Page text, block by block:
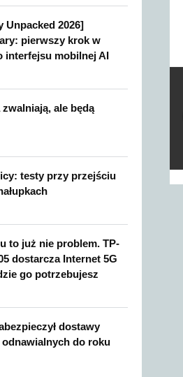
Unpacked 2026]
pierwszy krok w
interfejsu mobilnej AI
ale będą
testy przy przejściu
to już nie problem. TP-
dostarcza Internet 5G
go potrzebujesz
dostawy
odnawialnych do roku